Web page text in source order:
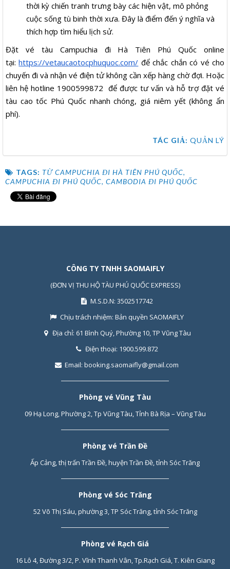
thời kỳ chiến tranh trưng bày các hiện vật, mô phỏng
cuộc sống tù binh thời xưa. Đây là điểm đến ý nghĩa và
thích hợp tìm hiểu lịch sử.
Đặt vé tàu Campuchia đi Hà Tiên Phú Quốc online
tại:https://vetaucaotocphuquoc.com/ để chắc chắn có vé cho
chuyến đi và nhận vé điện tử không cần xếp hàng chờ đợi. Hoặc
liên hệ hotline 1900599872 để được tư vấn và hỗ trợ đặt vé
tàu cao tốc Phú Quốc nhanh chóng, giá niêm yết (không ẩn
phí).
TÁC GIẢ: QUẢN LÝ
TAGS: TỪ CAMPUCHIA ĐI HÀ TIÊN PHÚ QUỐC,
CAMPUCHIA ĐI PHÚ QUỐC, CAMBODIA ĐI PHÚ QUỐC
CÔNG TY TNHH SAOMAIFLY
(ĐƠN VỊ THU HỘ TÀU PHÚ QUỐC EXPRESS)
M.S.D.N: 3502517742
Chịu trách nhiệm: Bản quyền SAOMAIFLY
Địa chỉ: 61 Bình Quý, Phường 10, TP Vũng Tàu
Điện thoại: 1900.599.872
Email: booking.saomaifly@gmail.com
Phòng vé Vũng Tàu
09 Hạ Long, Phường 2, Tp Vũng Tàu, Tỉnh Bà Rịa – Vũng Tàu
Phòng vé Trần Đề
Ấp Cảng, thị trấn Trần Đề, huyện Trần Đề, tỉnh Sóc Trăng
Phòng vé Sóc Trăng
52 Võ Thị Sáu, phường 3, TP Sóc Trăng, tỉnh Sóc Trăng
Phòng vé Rạch Giá
16 Lô 4, Đường 3/2, P. Vĩnh Thanh Vân, Tp.Rạch Giá, T. Kiên Giang